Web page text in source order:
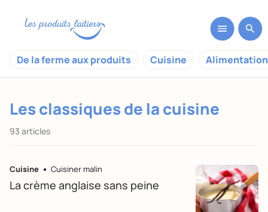
De la ferme aux produits Cuisine
Les classiques de la cuisine
93 articles
Cuisine Cuisiner malin
La crème anglaise sans peine